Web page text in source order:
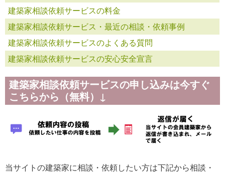
建築家相談依頼サービスの料金
建築家相談依頼サービス・最近の相談・依頼事例
建築家相談依頼サービスのよくある質問
建築家相談依頼サービスの安心安全宣言
建築家相談依頼サービスの申し込みは今すぐ
こちらから（無料）↓
当サイトの建築家に相談・依頼したい方は下記から相談・